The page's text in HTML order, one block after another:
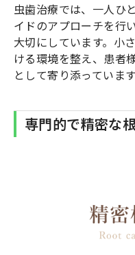
虫歯治療では、一人ひ
イドのアプローチを行
大切にしています。小
ける環境を整え、患者
として寄り添っています
専門的で精密な